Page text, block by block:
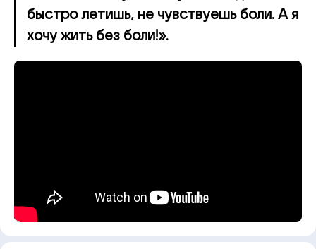
быстро летишь, не чувствуешь боли. А я
хочу жить без боли!».